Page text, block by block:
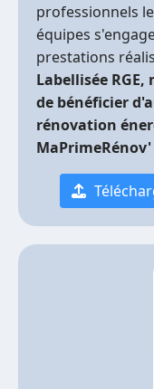
professionnels
équipes
prestations
Labellisée
de bénéficier
rénovation